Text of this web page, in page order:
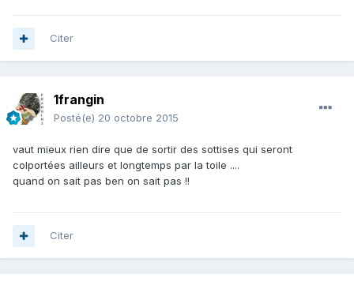
Citer
1frangin
Posté(e) 20 octobre 2015
vaut mieux rien dire que de sortir des sottises qui seront
colportées ailleurs et longtemps par la toile ....
quand on sait pas ben on sait pas !!
Citer